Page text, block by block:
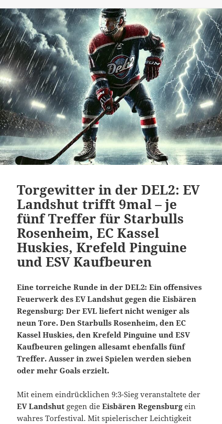
Torgewitter in der DEL2: EV
Landshut trifft 9mal – je
fünf Treffer für Starbulls
Rosenheim, EC Kassel
Huskies, Krefeld Pinguine
und ESV Kaufbeuren
Eine torreiche Runde in der DEL2: Ein offensives
Feuerwerk des EV Landshut gegen die Eisbären
Regensburg: Der EVL liefert nicht weniger als
neun Tore. Den Starbulls Rosenheim, den EC
Kassel Huskies, den Krefeld Pinguine und ESV
Kaufbeuren gelingen allesamt ebenfalls fünf
Treffer. Ausser in zwei Spielen werden sieben
oder mehr Goals erzielt.
Mit einem eindrücklichen 9:3-Sieg veranstaltete der
EV Landshut gegen dieEisbären Regensburgein
wahres Torfestival. Mit spielerischer Leichtigkeit